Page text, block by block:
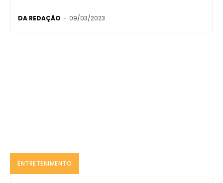
DA REDAÇÃO - 09/03/2023
ENTRETENIMENTO